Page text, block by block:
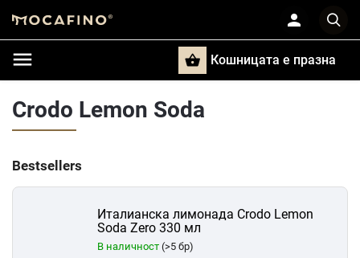
Кошницата e празна
Crodo Lemon Soda
Bestsellers
Италианска лимонада Crodo Lemon
Soda Zero 330 мл
В наличност (>5 бр)